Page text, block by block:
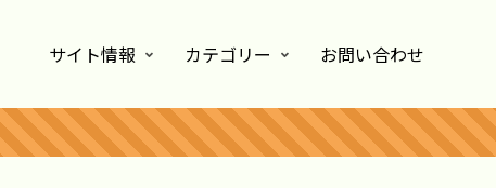
サイト情報 カテゴリー お問い合わせ